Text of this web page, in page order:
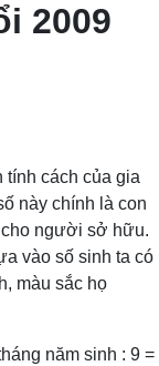
2009
tính cách của gia
này chính là con
người sở hữu.
vào số sinh ta có
màu sắc họ
năm sinh : 9 =